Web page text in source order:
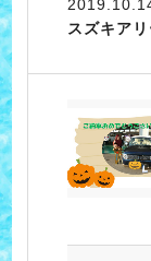
スズキア